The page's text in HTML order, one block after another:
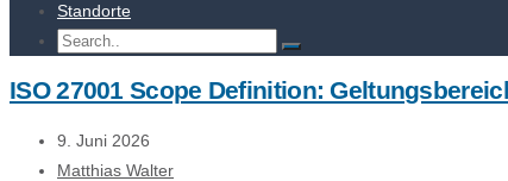
Standorte
ISO 27001 Scope Definition:
9. Juni 2026
Matthias Walter